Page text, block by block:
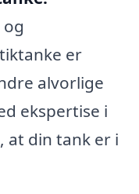
er
alvorlige
ekspertise i
at din tank er i